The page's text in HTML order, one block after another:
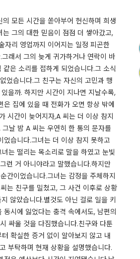
모든 시간을 쏟아부어 헌신하며 희생
그의 대한 믿음이 점점 더 쌓아갔고,
자리 영업까지 이어지는 일정 피곤한
래서 그의 늦게 귀가하거나 연락이 바
은 소리를 접하게 되었습니다.그 소식
었습니다.그 친구는 자신의 고민과 행
을까. 하지만 시간이 지나면 지날수록,
집에 있을 때 전화가 오면 항상 밖에
시간이 늦어지자,A 씨는 더 이상 참지
날 밤 A 씨는 우연히 한 통의 문자를
었습니다.그녀는 더 이상 참지 못하고
는 떨리는 목소리로 말을 하였고 눈빛
런 거 아니야라고 말했습니다.하지만
간이었습니다.그녀는 감정을 주체하지
는 친구를 밀쳤고, 그 사건 이후로 상황
않았습니다.별것도 아닌 걸로 일을 키
시에 잃었다는 충격 속에서도, 남편의
싸울 것을 다짐했습니다.친구와 다툰
확실한 증거 없이 알아보지 않고 내
부탁하며 현재 상황을 설명했습니다.